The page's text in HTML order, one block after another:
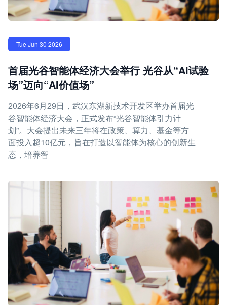
Tue Jun 30 2026
首届光谷智能体经济大会举行 光谷从“AI试验
场”迈向“AI价值场”
2026年6月29日，武汉东湖新技术开发区举办首届光
谷智能体经济大会，正式发布“光谷智能体引力计
划”。大会提出未来三年将在政策、算力、基金等方
面投入超10亿元，旨在打造以智能体为核心的创新生
态，培养智